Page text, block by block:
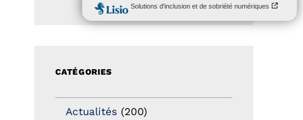
CATÉGORIES
Actualités (200)